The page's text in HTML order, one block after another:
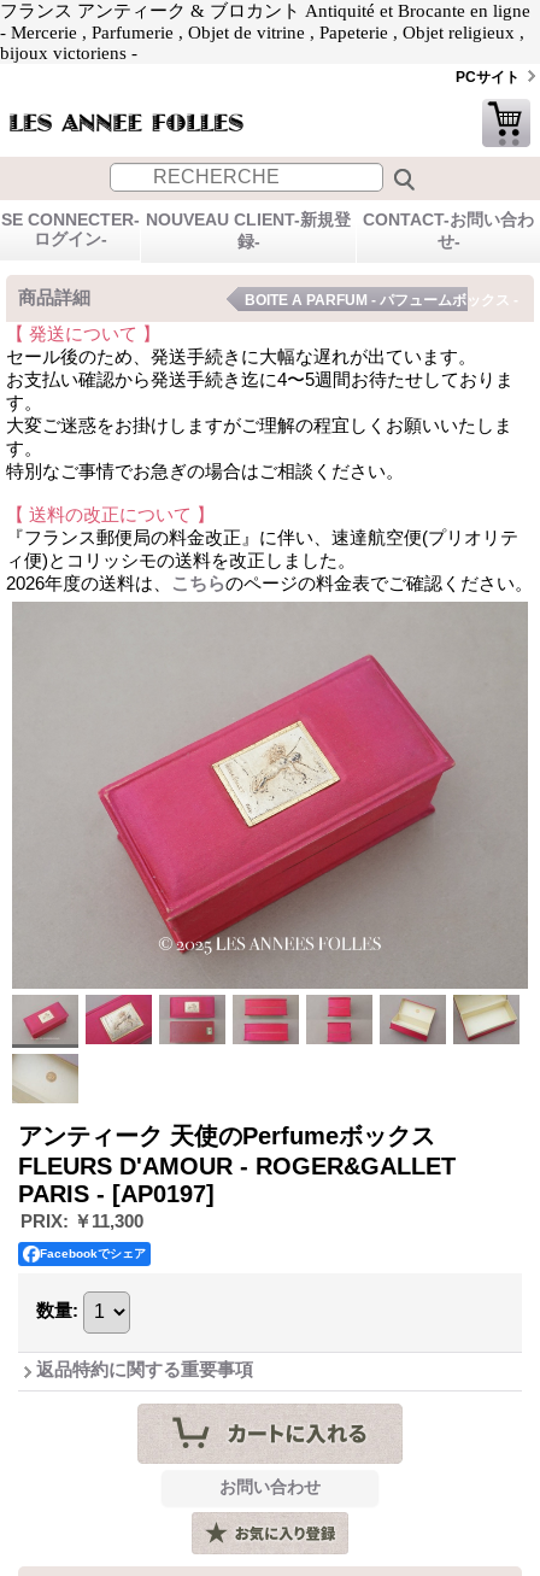
フランス アンティーク & ブロカント Antiquité et Brocante en ligne
- Mercerie , Parfumerie , Objet de vitrine , Papeterie , Objet religieux ,
bijoux victoriens -
PCサイト
SE CONNECTER-
ログイン-
NOUVEAU CLIENT-新規登
録-
CONTACT-お問い合わ
せ-
商品詳細 BOITE A PARFUM - パフュームボックス -
【 発送について 】
セール後のため、発送手続きに大幅な遅れが出ています。
お支払い確認から発送手続き迄に4〜5週間お待たせしておりま
す。
大変ご迷惑をお掛けしますがご理解の程宜しくお願いいたしま
す。
特別なご事情でお急ぎの場合はご相談ください。
【 送料の改正について 】
『フランス郵便局の料金改正』に伴い、速達航空便(プリオリテ
ィ便)とコリッシモの送料を改正しました。
2026年度の送料は、
こちらのページの料金表でご確認ください。
アンティーク 天使のPerfumeボックス
FLEURS D'AMOUR - ROGER&GALLET
PARIS - [AP0197]
PRIX: ￥11,300
Facebookでシェア
数量:
返品特約に関する重要事項